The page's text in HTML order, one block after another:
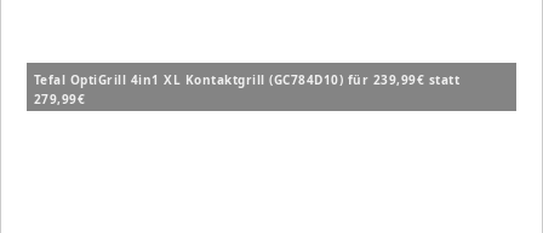
Tefal OptiGrill 4in1 XL Kontaktgrill (GC784D10) für 239,99€ statt
279,99€